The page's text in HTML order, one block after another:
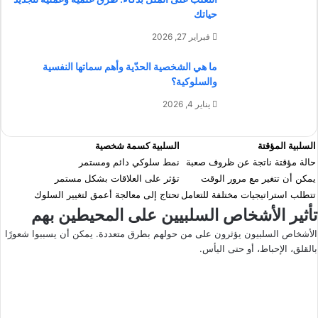
حياتك
فبراير 27, 2026
ما هي الشخصية الحدّية وأهم سماتها النفسية
والسلوكية؟
يناير 4, 2026
السلبية المؤقتة
السلبية كسمة شخصية
حالة مؤقتة ناتجة عن ظروف صعبة
نمط سلوكي دائم ومستمر
يمكن أن تتغير مع مرور الوقت
تؤثر على العلاقات بشكل مستمر
تتطلب استراتيجيات مختلفة للتعاملتحتاج إلى معالجة أعمق لتغيير السلوك
تأثير الأشخاص السلبيين على المحيطين بهم
الأشخاص السلبيون يؤثرون على من حولهم بطرق متعددة. يمكن أن يسببوا شعورًا
بالقلق، الإحباط، أو حتى اليأس.